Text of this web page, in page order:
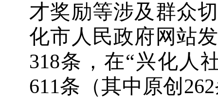
才奖励等涉及群众
化市人民政府网站
318条，在“兴化人
611条（其中原创262